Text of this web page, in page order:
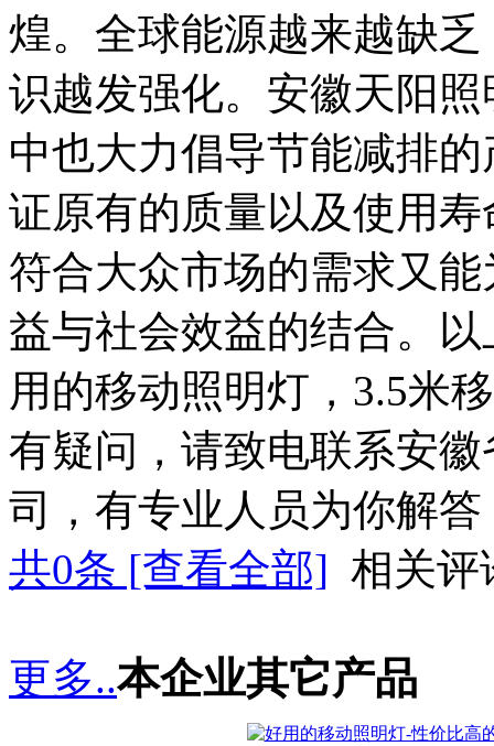
煌。全球能源越来越缺
识越发强化。安徽天阳
中也大力倡导节能减排
证原有的质量以及使用
符合大众市场的需求又
益与社会效益的结合。
用的移动照明灯，3.5米
有疑问，请致电联系安
司，有专业人员为你解答
共0条 [查看全部] 相关评
更多..本企业其它产品